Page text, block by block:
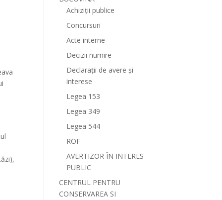
Achiziții publice
Concursuri
Acte interne
Decizii numire
Declarații de avere și
interese
Legea 153
Legea 349
Legea 544
ROF
AVERTIZOR ÎN INTERES
PUBLIC
CENTRUL PENTRU
CONSERVAREA SI